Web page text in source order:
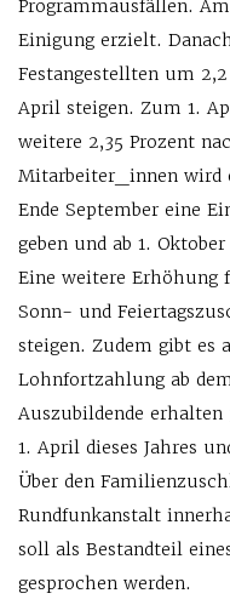
Programmausfällen.
Einigung erzielt.
Festangestellten um
April steigen. Zum 1.
weitere 2,35 Prozent
Mitarbeiter_innen wird
Ende September eine
geben und ab 1.
Eine weitere Erhöhung
Sonn- und
steigen. Zudem gibt es
Lohnfortzahlung ab
Auszubildende
1. April dieses Jahres
Über den
Rundfunkanstalt
soll als Bestandteil
gesprochen werden.